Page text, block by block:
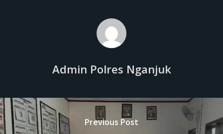
Admin Polres Nganjuk
Previous Post